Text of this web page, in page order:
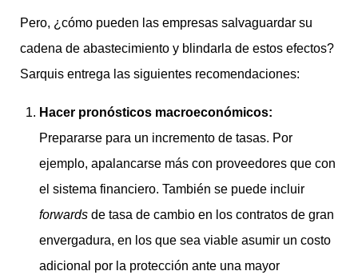
Pero, ¿cómo pueden las empresas salvaguardar su
cadena de abastecimiento y blindarla de estos efectos?
Sarquis entrega las siguientes recomendaciones:
Hacer pronósticos macroeconómicos:
Prepararse para un incremento de tasas. Por
ejemplo, apalancarse más con proveedores que con
el sistema financiero. También se puede incluir
forwards de tasa de cambio en los contratos de gran
envergadura, en los que sea viable asumir un costo
adicional por la protección ante una mayor